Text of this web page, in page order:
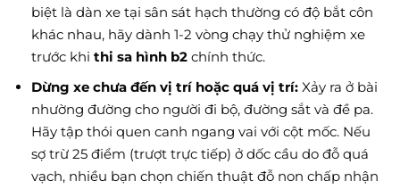
biệt là dàn xe tại sân sát hạch thường có độ bắt côn
khác nhau, hãy dành 1-2 vòng chạy thử nghiệm xe
trước khi thi sa hình b2chính thức.
Dừng xe chưa đến vị trí hoặc quá vị trí:Xảy ra ở bài
nhường đường cho người đi bộ, đường sắt và đề pa.
Hãy tập thói quen canh ngang vai với cột mốc. Nếu
sợ trừ 25 điểm (trượt trực tiếp) ở dốc cầu do đỗ quá
vạch, nhiều bạn chọn chiến thuật đỗ non chấp nhận